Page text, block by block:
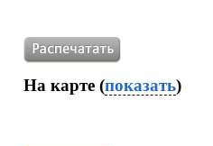
На карте (показать)